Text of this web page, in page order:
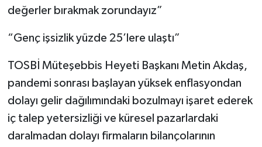
değerler bırakmak zorundayız”
“Genç işsizlik yüzde 25’lere ulaştı”
TOSBİ Müteşebbis Heyeti Başkanı Metin Akdaş,
pandemi sonrası başlayan yüksek enflasyondan
dolayı gelir dağılımındaki bozulmayı işaret ederek
iç talep yetersizliği ve küresel pazarlardaki
daralmadan dolayı firmaların bilançolarının